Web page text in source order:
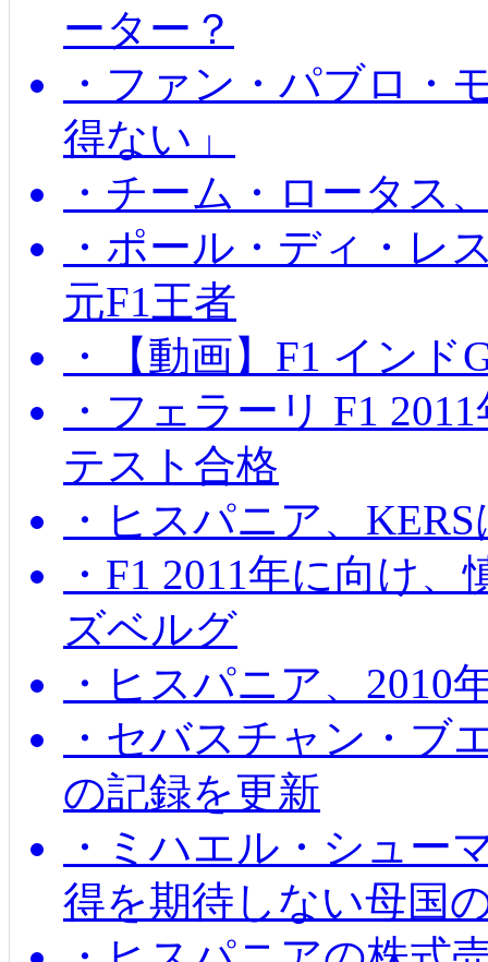
ーター？
・ファン・パブロ・
得ない」
・チーム・ロータス
・ポール・ディ・レ
元F1王者
・【動画】F1 イン
・フェラーリ F1
テスト合格
・ヒスパニア、
・F1 2011年に向け
ズベルグ
・ヒスパニア、2010
・セバスチャン・ブ
の記録を更新
・ミハエル・シュー
得を期待しない母国